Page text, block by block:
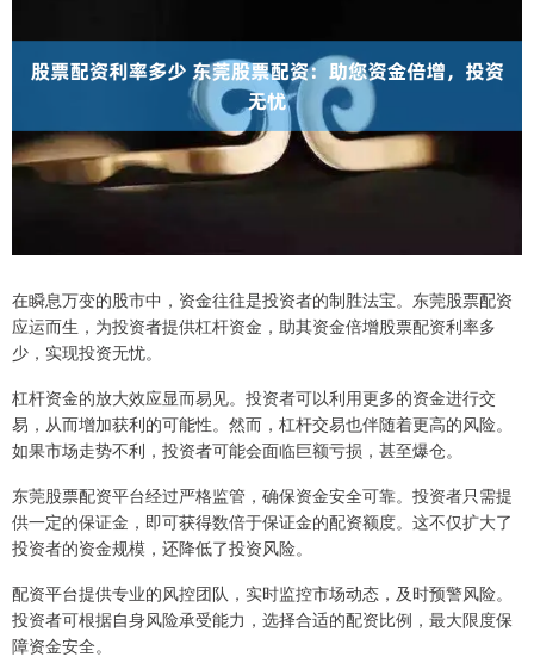
在瞬息万变的股市中，资金往往是投资者的制胜法宝。东莞股票配资
应运而生，为投资者提供杠杆资金，助其资金倍增股票配资利率多
少，实现投资无忧。
杠杆资金的放大效应显而易见。投资者可以利用更多的资金进行交
易，从而增加获利的可能性。然而，杠杆交易也伴随着更高的风险。
如果市场走势不利，投资者可能会面临巨额亏损，甚至爆仓。
东莞股票配资平台经过严格监管，确保资金安全可靠。投资者只需提
供一定的保证金，即可获得数倍于保证金的配资额度。这不仅扩大了
投资者的资金规模，还降低了投资风险。
配资平台提供专业的风控团队，实时监控市场动态，及时预警风险。
投资者可根据自身风险承受能力，选择合适的配资比例，最大限度保
障资金安全。